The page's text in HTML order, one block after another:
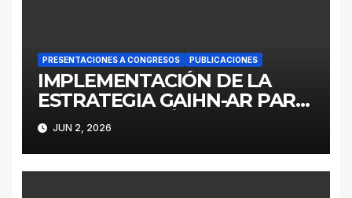
PRESENTACIONES A CONGRESOS PUBLICACIONES
IMPLEMENTACIÓN DE LA
ESTRATEGIA GAIHN-AR PARA
LA CONTENCIÓN DE
ENTEROBACTERALES
PRODUCTORES DE
CARBAPENEMASAS EN UN
JUN 2, 2026